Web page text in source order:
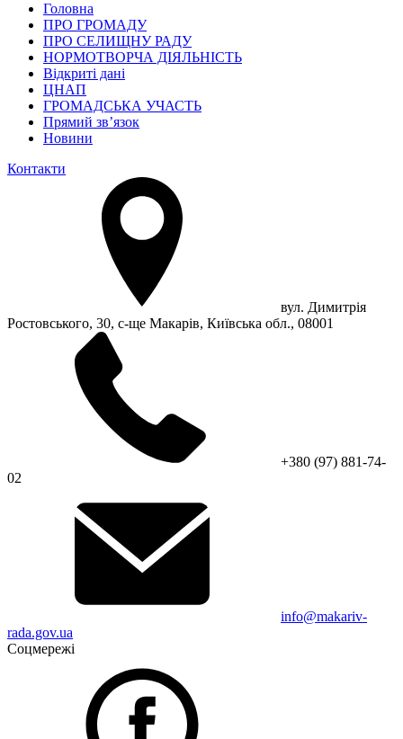
Головна
ПРО ГРОМАДУ
ПРО СЕЛИЩНУ РАДУ
НОРМОТВОРЧА ДІЯЛЬНІСТЬ
Відкриті дані
ЦНАП
ГРОМАДСЬКА УЧАСТЬ
Прямий зв’язок
Новини
Контакти
вул. Димитрія
Ростовського, 30, с-ще Макарів, Київська обл., 08001
+380 (97) 881-74-
02
info@makariv-
rada.gov.ua
Соцмережі